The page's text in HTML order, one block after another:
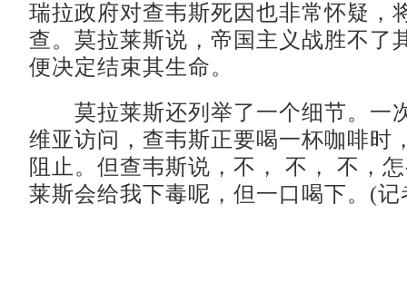
瑞拉政府对查韦斯死因也非常怀疑，
查。莫拉莱斯说，帝国主义战胜不了
便决定结束其生命。
莫拉莱斯还列举了一个细节。一
维亚访问，查韦斯正要喝一杯咖啡时
阻止。但查韦斯说，不， 不， 不，
莱斯会给我下毒呢，但一口喝下。(